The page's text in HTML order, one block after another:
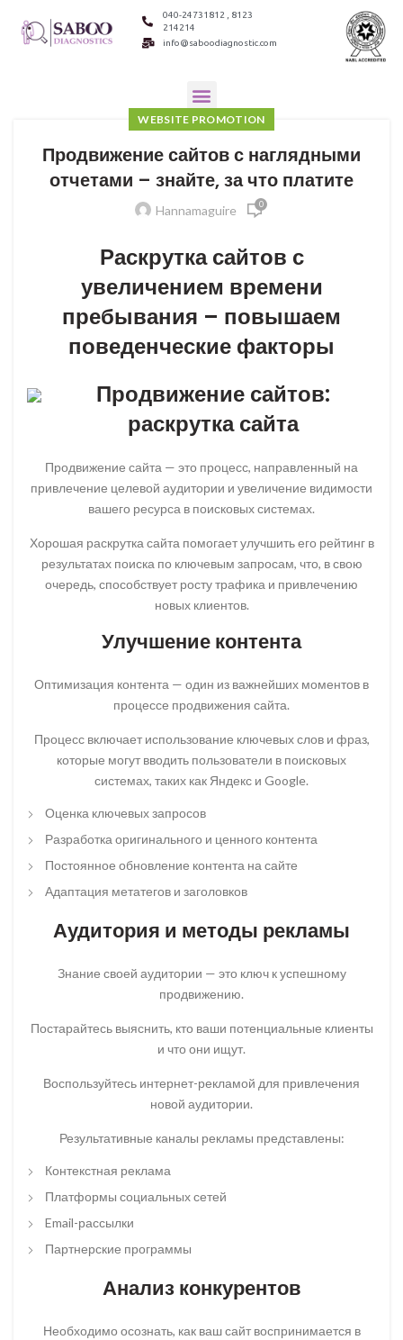
040-24731812 , 8123
214214
info@saboodiagnostic.com
WEBSITE PROMOTION
Продвижение сайтов с наглядными
отчетами – знайте, за что платите
Hannamaguire 0
Раскрутка сайтов с
увеличением времени
пребывания – повышаем
поведенческие факторы
Продвижение сайтов:
раскрутка сайта
Продвижение сайта — это процесс, направленный на
привлечение целевой аудитории и увеличение видимости
вашего ресурса в поисковых системах.
Хорошая раскрутка сайта помогает улучшить его рейтинг в
результатах поиска по ключевым запросам, что, в свою
очередь, способствует росту трафика и привлечению
новых клиентов.
Улучшение контента
Оптимизация контента — один из важнейших моментов в
процессе продвижения сайта.
Процесс включает использование ключевых слов и фраз,
которые могут вводить пользователи в поисковых
системах, таких как Яндекс и Google.
Оценка ключевых запросов
Разработка оригинального и ценного контента
Постоянное обновление контента на сайте
Адаптация метатегов и заголовков
Аудитория и методы рекламы
Знание своей аудитории — это ключ к успешному
продвижению.
Постарайтесь выяснить, кто ваши потенциальные клиенты
и что они ищут.
Воспользуйтесь интернет-рекламой для привлечения
новой аудитории.
Результативные каналы рекламы представлены:
Контекстная реклама
Платформы социальных сетей
Email-рассылки
Партнерские программы
Анализ конкурентов
Необходимо осознать, как ваш сайт воспринимается в